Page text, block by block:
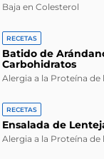
Baja en Colesterol
RECETAS
Batido de
Carbohidratos
Alergia a la Proteína de
RECETAS
Ensalada de
Alergia a la Proteína de